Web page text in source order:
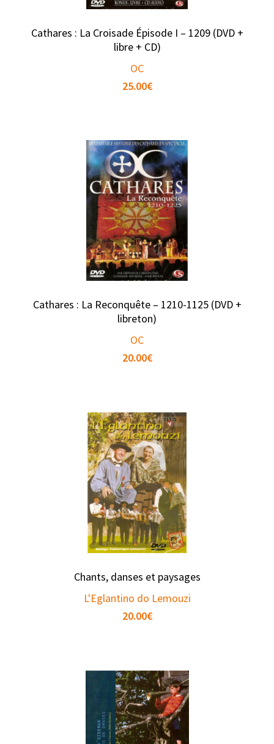
Cathares : La Croisade Épisode I – 1209 (DVD +
libre + CD)
OC
25.00€
Cathares : La Reconquête – 1210-1125 (DVD +
libreton)
OC
20.00€
Chants, danses et paysages
L'Eglantino do Lemouzi
20.00€